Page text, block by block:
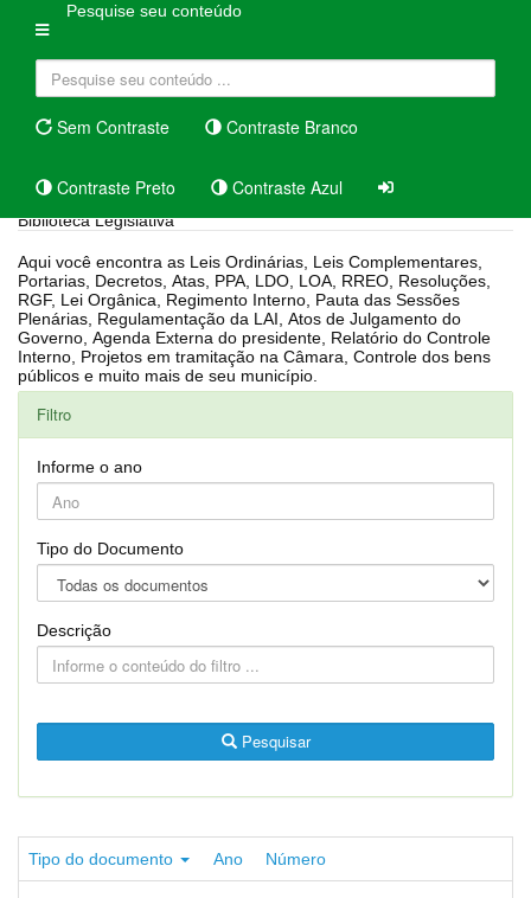
Pesquise seu conteúdo
Sem Contraste Contraste Branco
Contraste Preto Contraste Azul
Biblioteca Legislativa
Aqui você encontra as Leis Ordinárias, Leis Complementares,
Portarias, Decretos, Atas, PPA, LDO, LOA, RREO, Resoluções,
RGF, Lei Orgânica, Regimento Interno, Pauta das Sessões
Plenárias, Regulamentação da LAI, Atos de Julgamento do
Governo, Agenda Externa do presidente, Relatório do Controle
Interno, Projetos em tramitação na Câmara, Controle dos bens
públicos e muito mais de seu município.
Filtro
Informe o ano
Tipo do Documento
Descrição
Pesquisar
Tipo do documento Ano Número